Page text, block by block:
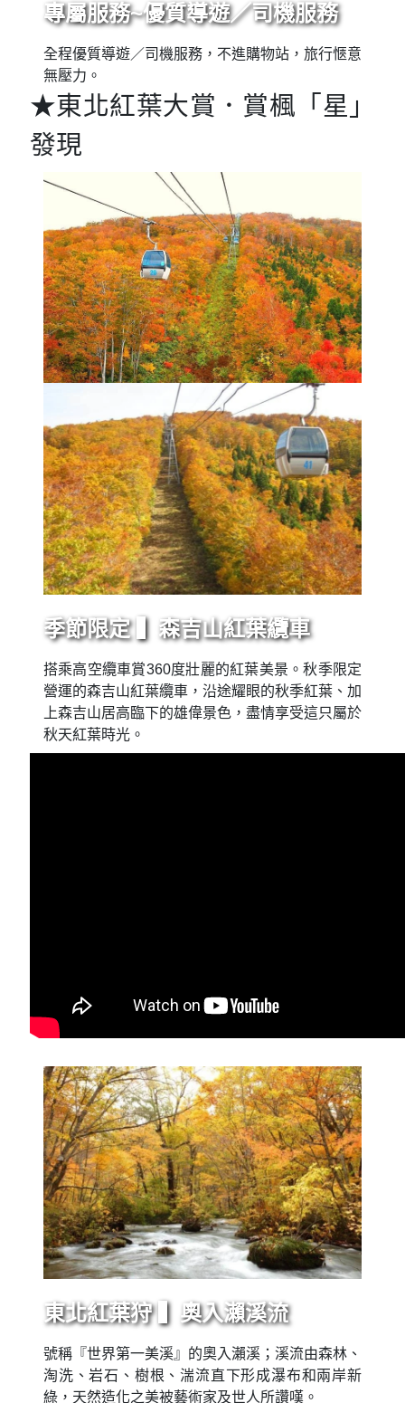
專屬服務~優質導遊／司機服務
全程優質導遊／司機服務，不進購物站，旅行愜意
無壓力。
★東北紅葉大賞．賞楓「星」
發現
季節限定 ▍森吉山紅葉纜車
搭乘高空纜車賞360度壯麗的紅葉美景。秋季限定
營運的森吉山紅葉纜車，沿途耀眼的秋季紅葉、加
上森吉山居高臨下的雄偉景色，盡情享受這只屬於
秋天紅葉時光。
東北紅葉狩 ▍奧入瀨溪流
號稱『世界第一美溪』的奧入瀨溪；溪流由森林、
淘洗、岩石、樹根、湍流直下形成瀑布和兩岸新
綠，天然造化之美被藝術家及世人所讚嘆。